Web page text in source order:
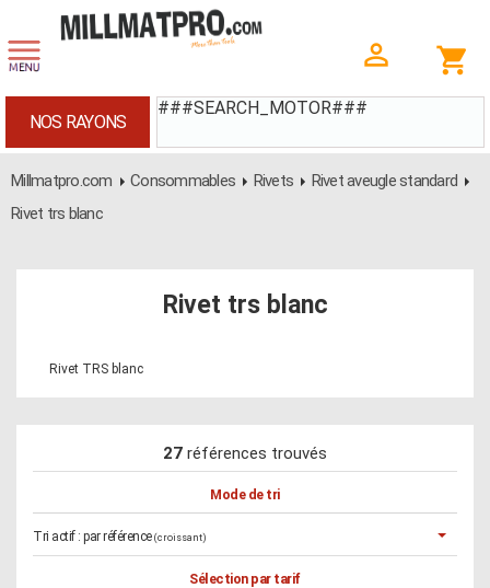
###SEARCH_MOTOR###
NOS RAYONS
Millmatpro.com Consommables Rivets
Rivet aveugle standard
Rivet trs blanc
Rivet trs blanc
Rivet TRS blanc
27 références trouvés
Mode de tri
Tri actif : par référence (croissant)
Sélection par tarif